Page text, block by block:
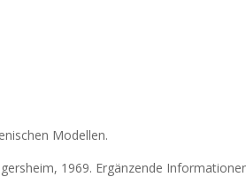
Modellen.
1969. Ergänzende